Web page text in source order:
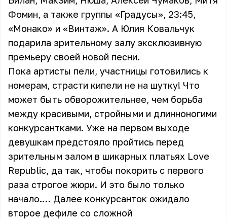
Фомин, а также группы «Градусы», 23:45,
«Монако» и «Винтаж». А Юлия Ковальчук
подарила зрительному залу эксклюзивную
премьеру своей новой песни.
Пока артисты пели, участницы готовились к
номерам, страсти кипели не на шутку! Что
может быть обворожительнее, чем борьба
между красивыми, стройными и длинноногими
конкурсантками. Уже на первом выходе
девушкам предстояло пройтись перед
зрительным залом в шикарных платьях Love
Republic, да так, чтобы покорить с первого
раза строгое жюри. И это было только
начало.… Далее конкурсанток ожидало
второе дефиле со сложной